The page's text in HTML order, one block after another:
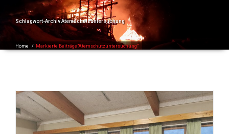
Schlagwort-ArchivAtemschutzuntersuchung
Home / Markierte Beiträge"Atemschutzuntersuchung"